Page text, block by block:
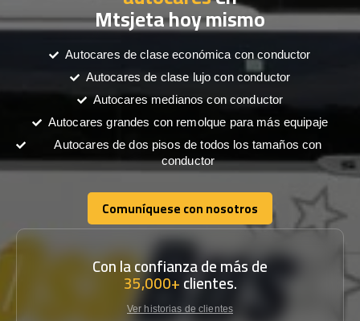
Mtsjeta hoy mismo
Autocares de clase económica con conductor
Autocares de clase lujo con conductor
Autocares medianos con conductor
Autocares grandes con remolque para más equipaje
Autocares de dos pisos de todos los tamaños con
conductor
Comuníquese con nosotros
Comuníquese con nosotros
Con la confianza de más de
35,000+clientes.
Ver historias de clientes